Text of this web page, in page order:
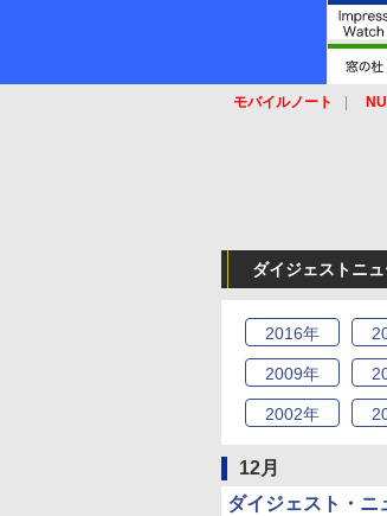
モバイルノート
ダイジェストニ
2016年
2009年
2002年
12月
ダイジェスト・ニ